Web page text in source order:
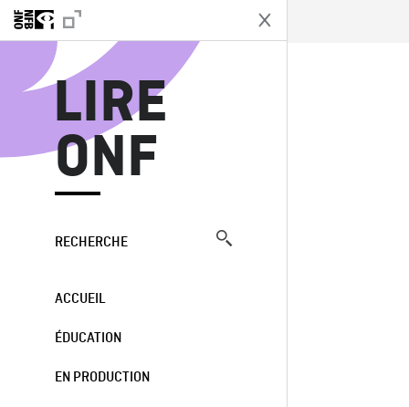
LIRE
ONF
RECHERCHE
ACCUEIL
ÉDUCATION
EN PRODUCTION